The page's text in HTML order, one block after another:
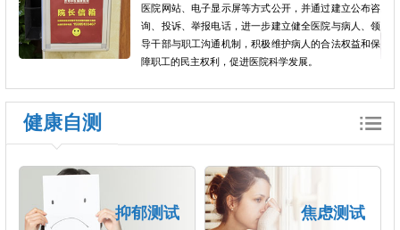
，
医院网站、电子显示屏等方式公开，并通过建立公布咨
询、投诉、举报电话，进一步建立健全医院与病人、领
导干部与职工沟通机制，积极维护病人的合法权益和保
障职工的民主权利，促进医院科学发展。
健康自测
抑郁测试 焦虑测试